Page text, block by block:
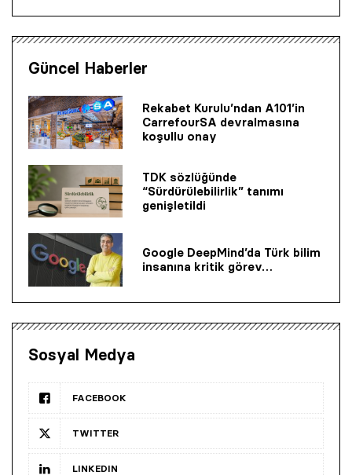
Güncel Haberler
Rekabet Kurulu’ndan A101’in
CarrefourSA devralmasına
koşullu onay
TDK sözlüğünde
“Sürdürülebilirlik” tanımı
genişletildi
Google DeepMind’da Türk bilim
insanına kritik görev…
Sosyal Medya
FACEBOOK
TWITTER
LINKEDIN